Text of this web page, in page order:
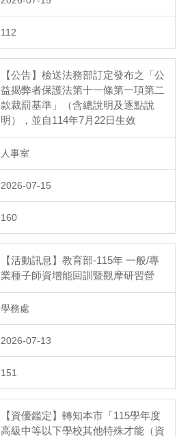
112
【公告】檢送法務部訂定發布之「公
益揭弊者保護法第十一條第一項第二
款裁罰基準」（含總說明及逐點說
明），並自114年7月22日生效
人事室
2026-07-15
160
【活動訊息】教育部-115年 一般/專
業種子師資增能回訓暨觀摩研習營
學務處
2026-07-13
151
【資優鑑定】轉知本市「115學年度
高級中等以下學校其他特殊才能（資